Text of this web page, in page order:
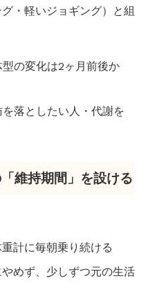
・軽いジョギング）と組
の変化は2ヶ月前後か
落としたい人・代謝を
維持期間」を設ける
計に毎朝乗り続ける
めず、少しずつ元の生活